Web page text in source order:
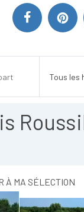
À MA SÉLECTION